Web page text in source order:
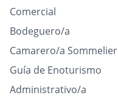
Comercial
Bodeguero/a
Camarero/a Sommelier
Guía de Enoturismo
Administrativo/a